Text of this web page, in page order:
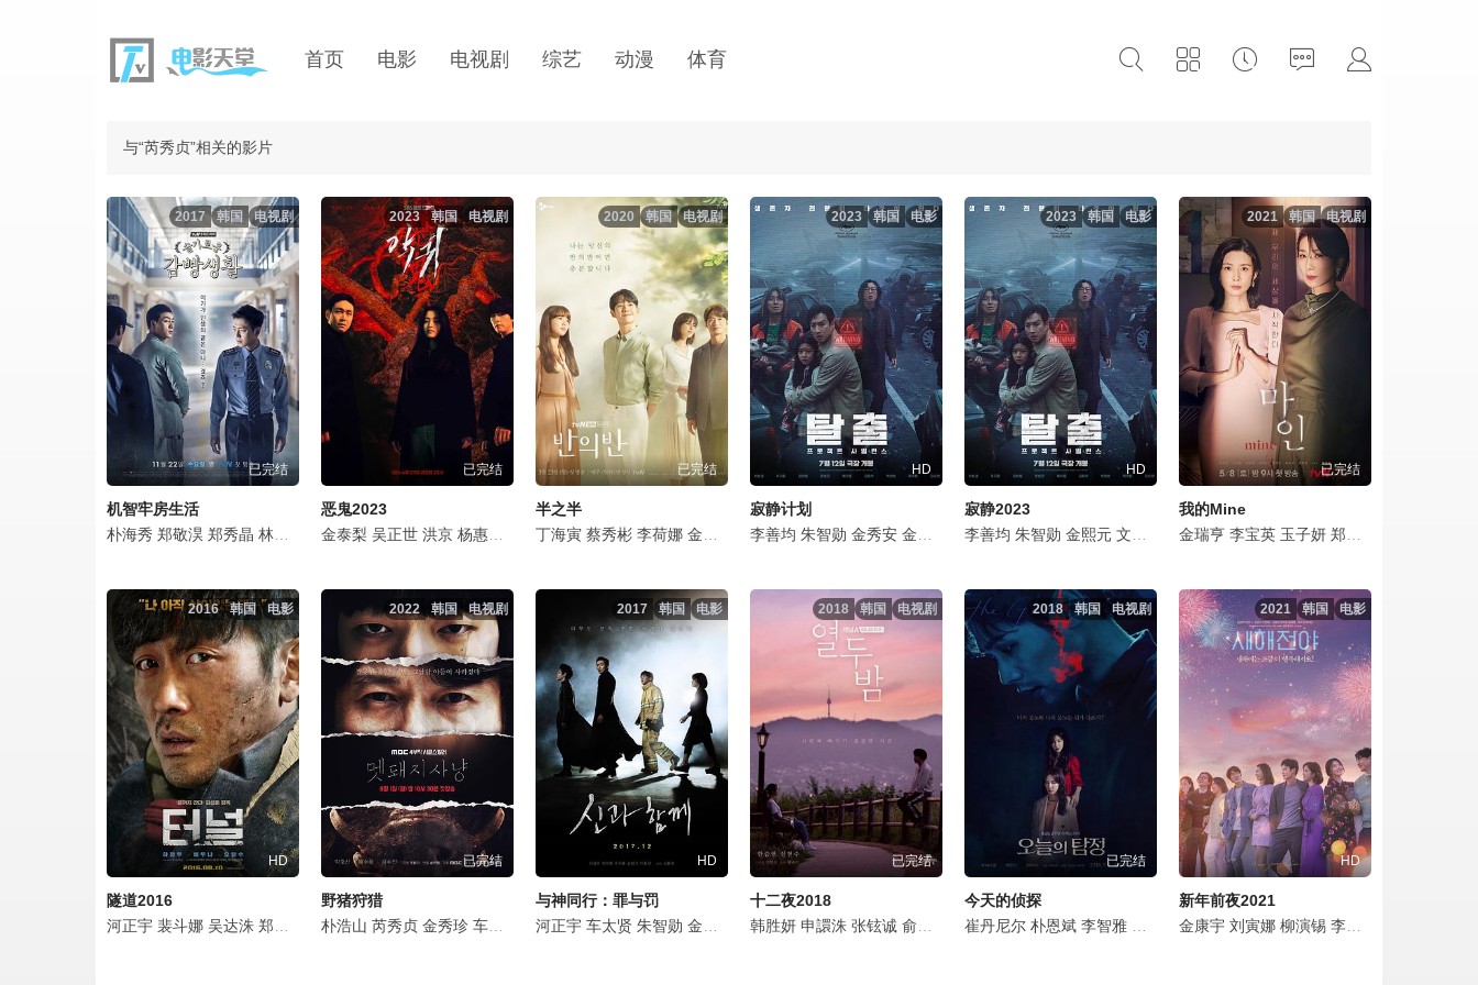
首页 电影 电视剧 综艺 动漫 体育
与“芮秀贞”相关的影片
电视剧
韩国
2017
已完结
机智牢房生活
朴海秀 郑敬淏 郑秀晶 林华映 丁海寅 郑雄仁 金圣喆 李奎炯 郑敏圣 朴浩山 姜昇润 金景南 崔武成 崔胜元 成东日 金汉钟 姜基栋 朴亨洙 李道谦 申在河 廉惠兰 林哲亨 芮秀贞 李浩哲
电视剧
韩国
2023
已完结
恶鬼2023
金泰梨 吴正世 洪京 杨惠智 朴智英 陈善圭 金元海 芮秀贞
电视剧
韩国
2020
已完结
半之半
丁海寅 蔡秀彬 李荷娜 金成圭 李成俊 禹志贤 南多凛 李尚熙 金宝妍 李洗赈 姜奉成 李姃垠 芮秀贞
电影
韩国
2023
HD
寂静计划
李善均 朱智勋 金秀安 金熙元 文成根 芮秀贞 朴喜本 朴柱炫 金太祐
电影
韩国
2023
HD
寂静2023
李善均 朱智勋 金熙元 文成根 芮秀贞 朴喜本 朴柱炫 金太祐
电视剧
韩国
2021
已完结
我的Mine
金瑞亨 李宝英 玉子妍 郑伊书
电影
韩国
2016
HD
隧道2016
河正宇 裴斗娜 吴达洙 郑锡勇 朴赫权 南志铉 申正根 赵贤哲 刘承睦 李哲民 朴镇宇 芮秀贞 陈善圭 李尚熙 金钟秀 黄炳国 崔奎华 裴侑蓝 金宣敬 金海淑
电视剧
韩国
2022
已完结
野猪狩猎
朴浩山 芮秀贞 金秀珍 车始元
电影
韩国
2017
HD
与神同行：罪与罚
河正宇 车太贤 朱智勋 金香起 金东旭 芮秀贞 李政宰 吴达洙 林元熙 都暻秀 张光 郑海钧 金海淑 金秀安 马东锡
电视剧
韩国
2018
已完结
十二夜2018
韩胜妍 申譞洙 张铉诚 俞俊洪 金道完 芮秀贞 李艺恩 金凡振 韩智恩 车秀妍 李健雨 金伊敬
电视剧
韩国
2018
已完结
今天的侦探
崔丹尼尔 朴恩斌 李智雅 李在均 李珠英 申在河 朴昼熙
电影
韩国
2021
HD
新年前夜2021
金康宇 刘寅娜 柳演锡 李沇熹